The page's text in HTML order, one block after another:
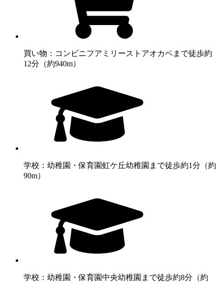
買い物：コンビニフアミリーストアオカベまで徒歩約
12分（約940m）
学校：幼稚園・保育園虹ケ丘幼稚園まで徒歩約1分（約
90m）
学校：幼稚園・保育園中央幼稚園まで徒歩約8分（約